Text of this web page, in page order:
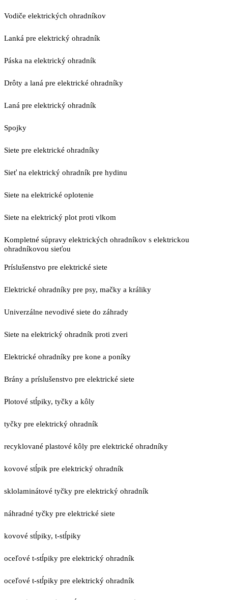
Vodiče elektrických ohradníkov
Lanká pre elektrický ohradník
Páska na elektrický ohradník
Drôty a laná pre elektrické ohradníky
Laná pre elektrický ohradník
Spojky
Siete pre elektrické ohradníky
Sieť na elektrický ohradník pre hydinu
Siete na elektrické oplotenie
Siete na elektrický plot proti vlkom
Kompletné súpravy elektrických ohradníkov s elektrickou
ohradníkovou sieťou
Príslušenstvo pre elektrické siete
Elektrické ohradníky pre psy, mačky a králiky
Univerzálne nevodivé siete do záhrady
Siete na elektrický ohradník proti zveri
Elektrické ohradníky pre kone a poníky
Brány a príslušenstvo pre elektrické siete
Plotové stĺpiky, tyčky a kôly
tyčky pre elektrický ohradník
recyklované plastové kôly pre elektrické ohradníky
kovové stĺpik pre elektrický ohradník
sklolaminátové tyčky pre elektrický ohradník
náhradné tyčky pre elektrické siete
kovové stĺpiky, t-stĺpiky
oceľové t-stĺpiky pre elektrický ohradník
oceľové t-stĺpiky pre elektrický ohradník